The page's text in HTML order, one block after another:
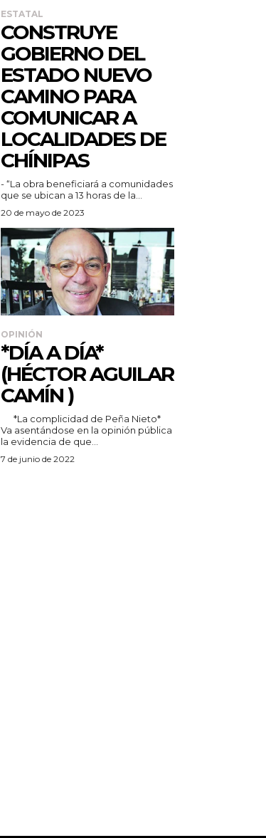
ESTATAL
CONSTRUYE
GOBIERNO DEL
ESTADO NUEVO
CAMINO PARA
COMUNICAR A
LOCALIDADES DE
CHÍNIPAS
- “La obra beneficiará a comunidades
que se ubican a 13 horas de la...
20 de mayo de 2023
OPINIÓN
*DÍA A DÍA*
(HÉCTOR AGUILAR
CAMÍN )
Va asentándose en la opinión pública
la evidencia de que...
7 de junio de 2022